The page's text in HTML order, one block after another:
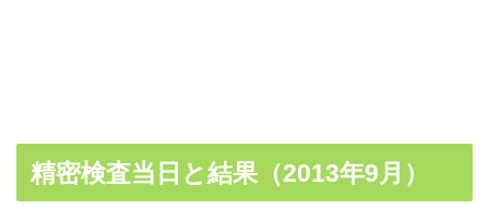
精密検査当日と結果（2013年9月）